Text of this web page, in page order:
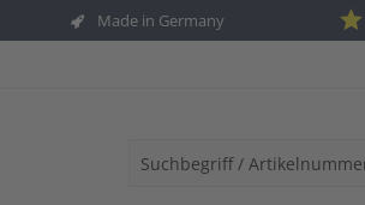
Made in Germany